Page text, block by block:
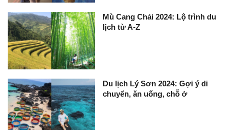
Mù Cang Chải 2024: Lộ trình du
lịch từ A-Z
Du lịch Lý Sơn 2024: Gợi ý di
chuyển, ăn uống, chỗ ở